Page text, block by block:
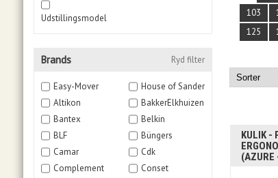
Udstillingsmodel
Brands Ryd filter
Easy-Mover
House of Sander
Altikon
BakkerElkhuizen
Bantex
Belkin
BLF
Büngers
Camar
Cdk
Complement
Conset
103
125
KULIK -
(AZURE